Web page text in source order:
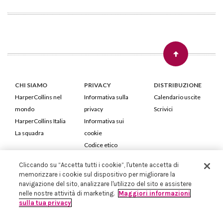
CHI SIAMO
HarperCollins nel
mondo
HarperCollins Italia
La squadra
PRIVACY
Informativa sulla
privacy
Informativa sui
cookie
Codice etico
DISTRIBUZIONE
Calendario uscite
Scrivici
HarperCollins Italia S.p.A. Viale Monte Nero, 84 - 20135 Milano
Cod. Fiscale e P.IVA 05946780151 - Capitale Sociale 258.250 €
Iscritta in Milano al Registro delle imprese nr.198004 e REA nr.1051898
Cliccando su “Accetta tutti i cookie”, l'utente accetta di
memorizzare i cookie sul dispositivo per migliorare la
navigazione del sito, analizzare l'utilizzo del sito e assistere
nelle nostre attività di marketing. Maggiori informazioni
sulla tua privacy